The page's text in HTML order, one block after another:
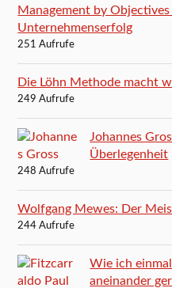
Management by
Unternehmenserfolg
251 Aufrufe
Die Löhn Methode macht
249 Aufrufe
Johannes
Überlegenheit
248 Aufrufe
Wolfgang Mewes: Der
244 Aufrufe
Wie ich
aneinander